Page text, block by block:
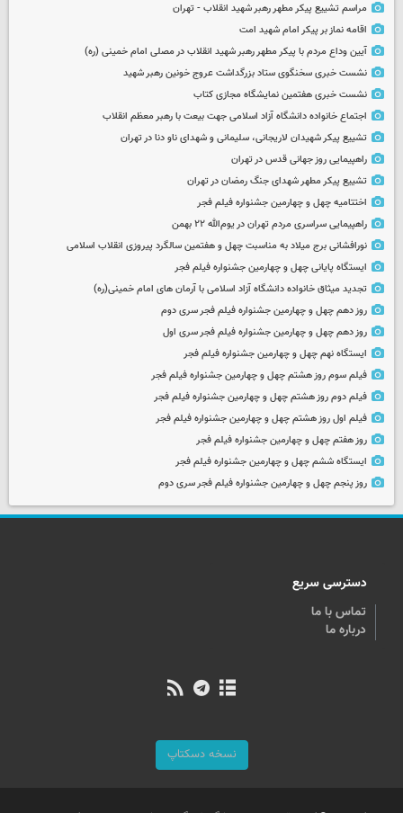
مراسم تشییع پیکر مطهر رهبر شهید انقلاب - تهران
اقامه نماز بر پیکر امام شهید امت
آیین وداع مردم با پیکر مطهر رهبر شهید انقلاب در مصلی امام خمینی (ره)
نشست خبری سخنگوی ستاد بزرگداشت عروج خونین رهبر شهید
نشست خبری هفتمین نمایشگاه مجازی کتاب
اجتماع خانواده دانشگاه آزاد اسلامی جهت بیعت با رهبر معظم انقلاب
تشییع پیکر شهیدان لاریجانی، سلیمانی و شهدای ناو دنا در تهران
راهپیمایی روز جهانی قدس در تهران
تشییع پیکر مطهر شهدای جنگ رمضان در تهران
اختتامیه چهل و چهارمین جشنواره فیلم فجر
راهپیمایی سراسری مردم تهران در یوم‌الله ۲۲ بهمن
نورافشانی برج میلاد به مناسبت چهل‌ و هفتمین سالگرد پیروزی انقلاب اسلامی
ایستگاه پایانی چهل و چهارمین جشنواره فیلم فجر
تجدید میثاق خانواده دانشگاه آزاد اسلامی با آرمان های امام خمینی(ره)
روز دهم چهل و چهارمین جشنواره فیلم فجر سری دوم
روز دهم چهل و چهارمین جشنواره فیلم فجر سری اول
ایستگاه نهم چهل و چهارمین جشنواره فیلم فجر
فیلم سوم روز هشتم چهل و چهارمین جشنواره فیلم فجر
فیلم دوم روز هشتم چهل و چهارمین جشنواره فیلم فجر
فیلم اول روز هشتم چهل و چهارمین جشنواره فیلم فجر
روز هفتم چهل و چهارمین جشنواره فیلم فجر
ایستگاه ششم چهل و چهارمین جشنواره فیلم فجر
روز پنجم چهل و چهارمین جشنواره فیلم فجر سری دوم
دسترسی سریع
تماس با ما
درباره ما
نسخه دسکتاپ